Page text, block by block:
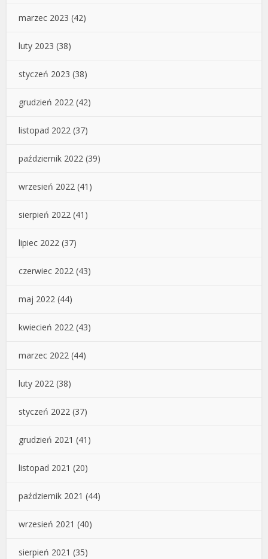
marzec 2023 (42)
luty 2023 (38)
styczeń 2023 (38)
grudzień 2022 (42)
listopad 2022 (37)
październik 2022 (39)
wrzesień 2022 (41)
sierpień 2022 (41)
lipiec 2022 (37)
czerwiec 2022 (43)
maj 2022 (44)
kwiecień 2022 (43)
marzec 2022 (44)
luty 2022 (38)
styczeń 2022 (37)
grudzień 2021 (41)
listopad 2021 (20)
październik 2021 (44)
wrzesień 2021 (40)
sierpień 2021 (35)